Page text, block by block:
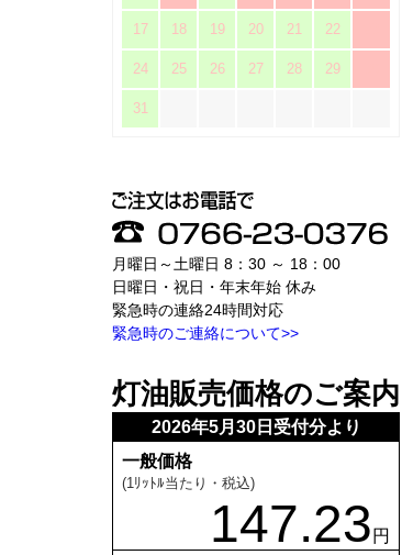
17 18 19 20 21 22
24 25 26 27 28 29
31
月曜日～土曜日 8：30 ～ 18：00
日曜日・祝日・年末年始 休み
緊急時の連絡24時間対応
緊急時のご連絡について>>
灯油販売価格のご案内
2026年5月30日受付分より
一般価格
(1ﾘｯﾄﾙ当たり・税込)
147.23 円